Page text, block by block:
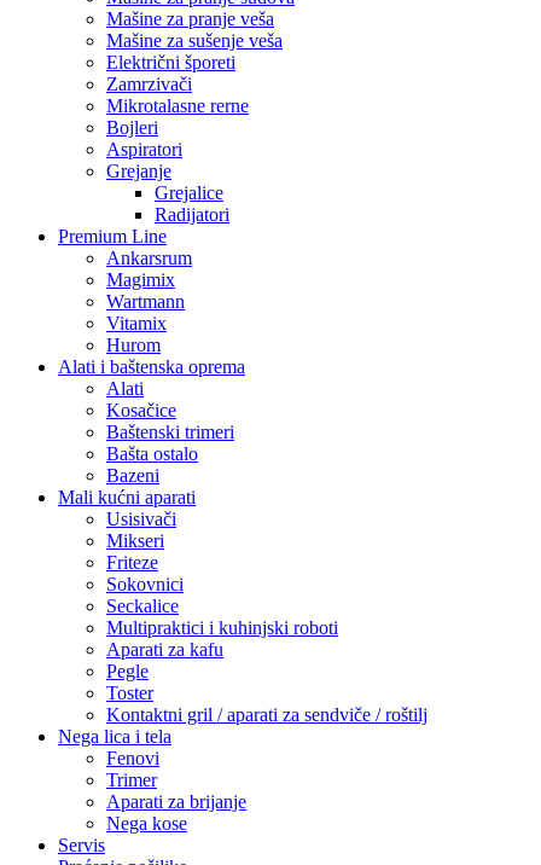
Mašine za pranje veša
Mašine za sušenje veša
Električni šporeti
Zamrzivači
Mikrotalasne rerne
Bojleri
Aspiratori
Grejanje
Grejalice
Radijatori
Premium Line
Ankarsrum
Magimix
Wartmann
Vitamix
Hurom
Alati i baštenska oprema
Alati
Kosačice
Baštenski trimeri
Bašta ostalo
Bazeni
Mali kućni aparati
Usisivači
Mikseri
Friteze
Sokovnici
Seckalice
Multipraktici i kuhinjski roboti
Aparati za kafu
Pegle
Toster
Kontaktni gril / aparati za sendviče / roštilj
Nega lica i tela
Fenovi
Trimer
Aparati za brijanje
Nega kose
Servis